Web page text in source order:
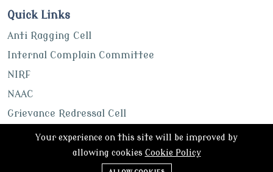
Quick Links
Anti Ragging Cell
Internal Complain Committee
NIRF
NAAC
Grievance Redressal Cell
Your experience on this site will be improved by
allowing cookies Cookie Policy